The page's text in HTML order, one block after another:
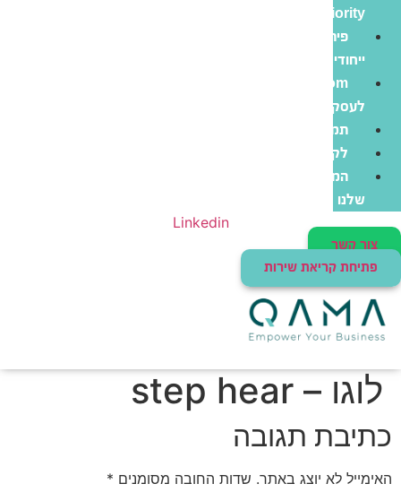
Priority
פיתוח
ייחודי
Zoom
לעסקים
תמיכה
לקוחות
המוצרים
שלנו
Linkedin
צור קשר
פתיחת קריאת שירות
לוגו – step hear
כתיבת תגובה
האימייל לא יוצג באתר. שדות החובה מסומנים *